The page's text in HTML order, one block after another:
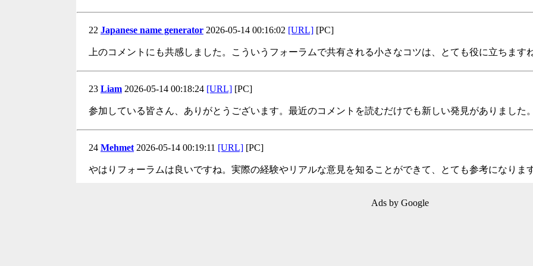
22 Japanese name generator 2026-05-14 00:16:02 [URL] [PC]
上のコメントにも共感しました。こういうフォーラムで共有される小さなコツは、とても役に立ちますね
23 Liam 2026-05-14 00:18:24 [URL] [PC]
参加している皆さん、ありがとうございます。最近のコメントを読むだけでも新しい発見がありました。
24 Mehmet 2026-05-14 00:19:11 [URL] [PC]
やはりフォーラムは良いですね。実際の経験やリアルな意見を知ることができて、とても参考になります
Ads by Google